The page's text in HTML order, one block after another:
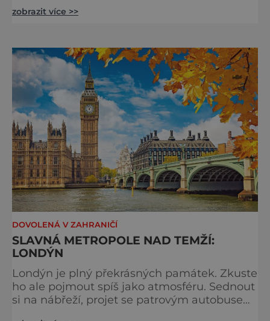
nejkrásnější svátky v roce? Nákupy, bruslení,
typicky londýnského? Angličané milují
kluziště, patří k neodmyslitelné předvánoční
tradici a zábavě všech věkových k
zobrazit více >>
DOVOLENÁ V ZAHRANIČÍ
SLAVNÁ METROPOLE NAD TEMŽÍ:
LONDÝN
Londýn je plný překrásných památek. Zkuste
ho ale pojmout spíš jako atmosféru. Sednout
si na nábřeží, projet se patrovým autobusem